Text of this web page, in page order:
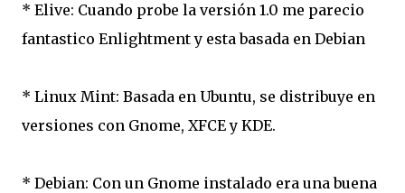
* Elive: Cuando probe la versión 1.0 me parecio
fantastico Enlightment y esta basada en Debian
* Linux Mint: Basada en Ubuntu, se distribuye en
versiones con Gnome, XFCE y KDE.
* Debian: Con un Gnome instalado era una buena